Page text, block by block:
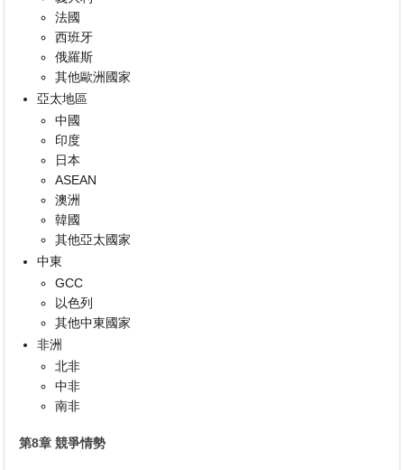
法國
西班牙
俄羅斯
其他歐洲國家
亞太地區
中國
印度
日本
ASEAN
澳洲
韓國
其他亞太國家
中東
GCC
以色列
其他中東國家
非洲
北非
中非
南非
第8章 競爭情勢